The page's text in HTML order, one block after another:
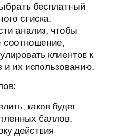
бесплатный
списка.
анализ, чтобы
соотношение,
клиентов к
и их использованию.
каков будет
баллов.
действия